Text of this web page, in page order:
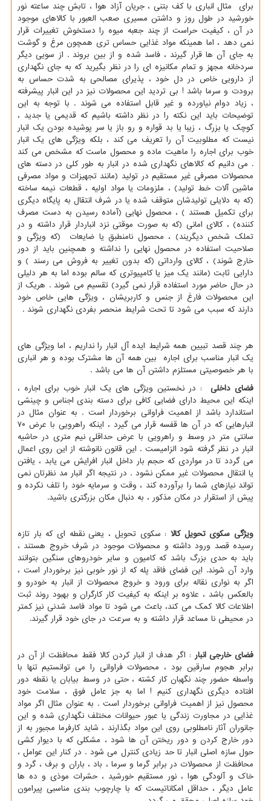
برای مثال انباری با کف بتنی ، جریان آزاد هوا ، تابش چند ساعته نور
خورشید در طول روز و داشتن مسیری صعب العبور با کالاهای موجود
در آن ، کیفیت حراست از چند جعبه میوه را دستخوش تغییرات قرار
نمی دهد ، اما همینکه مواد غذایی حساس تری همچون مرغ و گوشت
به جای آن ها قرار گیرند ، فاسد شده و از بین بروند . از سویی دیگر
سردخانه مجهز و تمام مکانیزه ای را در نظر بگیرید که به جای نگهداری
از دارویی خاص در دل خود ، پذیرای مصالحی به شدت حساس به
برودت و سرما باشد ! بی تردید این محصولات نیز در این انبار پیشرفته
، زیاد دوام نیاورده و غیر قابل استفاده می شوند . با توجه به این
توضیحات باید این نکته را در نظر داشته باشیم که قدیمی یا جدید ،
کوچک یا بزرگ ، زیبا یا بد قواره و رو باز یا سر پوشیده بودن یک انبار
نیست که مطلوبیت آن را تعریف می کند ، بلکه ویژگی های یک انبار
خوب برای اجاره را ماهیت ماده و محصول ماست که مشخص می کند
. می دانیم که کالاهای نگهداری شده در انبار به طور کلی در دسته های
محصولات مصرفی غیر مستقیم در تولید (مانند تجهیزات و مواد مصرفی
ماشین آلات خط تولید) ، ملزومات یا مواد اولیه ، قطعات نیمه ساخته
(که به دلایلی تولیدشان متوقف شده یا در شرف انتقال به پایگاه دیگری
برای تکمیل هستند ) ، محصول نهایی (آماده رسیدن به دست مصرف
کننده) ، کالای امانی (که به صورت موقتی نزد انباردار قرار داشته و در
تملک شخص دیگریند) ، محصول نامنطبق یا ضایعات (که ویژگی و
صلاحیت استفاده در محصول نهایی را نداشته و همچنین باید از دور
خارج شوند) ، کالای وارداتی (که بدون تغییر به فروش می رسند ) و
دارایی ثابت (مانند یک میز یا کامپیوتری که سالم بوده اما به هر دلیلی
در حال حاضر مورد استفاده قرار نمی گیرد) تقسیم می شوند . هریک از
این محصولات فارغ از جنس و کاربریشان ، ویژگی هایی خاص خود
دارند که سبب می شود تا تحت شرایط منحصر بفردی نگهداری شوند .
هر چند قصد تبیین همه شرایط ایده آل انبار را نداریم ، اما ویژگی های
یک انبار مناسب برای اجاره بین همه آن ها مشترک بوده و هر انباری
با هر خصوصیتی مستلزم داشتن آن ها می باشد .
فضای داخلی : در نخستین ویژگی های یک انبار خوب برای اجاره ،
اینکه این محیط دارای فضایی کافی برای دسته بندی اجناس و چینشی
استاندارد باشد از اهمیت فراوانی برخوردار است . به عنوان مثال در
انبارهایی که در آن ها قفسه قرار می گیرد ، اینکه راهرویی با عرض ۷۰
سانتی متر در وسط و راهرویی با عرض حداقلی نیم متری در حاشیه
انبار در نظر گرفته شود الزامیست . این قانون نانوشته از این روی اعمال
می گردد تا در مواردی که حجم بار داخل انبار افرایش می یابد ، یافتن
یا انتقال محصولات غیر ممکن نشود . در نتیجه اگر انبار مد نظرتان نمی
تواند نیازهای شما را برآورده کند ، وقت و سرمایه خود را تلف نکرده و
پیش از استقرار در مکان مذکور ، به دنبال مکان بزرگتری باشید.
ویژگی سکوی تحویل کالا : سکوی تحویل ، یعنی نقطه ای که بار تازه
رسیده قصد ورود داشته و محصولات موجود در شرف خروج هستند ،
باید به حدی بزرگ باشد که کامیون و سایر خودروهای سنگین بتوانند
وارد آن شوند. این فضای فاقد پله که از نور خوبی نیز برخوردار است ،
اگر به نواری نقاله برای ورود و خروج محصولات از انبار به خودرو و
بالعکس باشد ، علاوه بر اینکه به کیفیت کار کارگران و بهبود روند ثبت
اطلاعات کالا کمک می کند، باعث می شود تا مواد فاسد شدنی نیز کمتر
در محیطی نا مساعد قرار داشته و به سرعت در جای خود قرار گیرند.
فضای خارجی انبار : اگر هدف از انبار کردن کالا فقط محافظت از آن در
برابر هجوم سارقین بود ، محصولات فراوانی را می توانستیم تنها با
واسطه حضور چند نگهبان کار کشته ، حتی در وسط بیابان یا نقطه دور
افتاده دیگری نگهداری کنیم ! اما به جز عامل فوق ، سلامت خود
محصول نیز از اهمیت فراوانی برخوردار است . به عنوان مثال اگر مواد
غذایی در مجاورت زندگی یا عبور حیوانات مختلف نگهداری شده و این
جانوران آثار نامطلوبی روی این مواد بگذارند ، شاید کارفرما مجبور به از
دور خارج کردن و دور ریختن آن ها شود ، مشکلی که با دیوار کشی
حول سازه اصلی انبار تا حد زیادی کنترل می شود . در کنار این عوامل ،
محافظت از محصولات در برابر گرما و سرما ، باد ، باران و برف ، گرد و
خاک و آلودگی هوا ، نور مستقیم خورشید ، حشرات موذی و ده ها
عامل دیگر ، حداقل امکاناتیست که با چارچوب بندی مناسبی پیرامون